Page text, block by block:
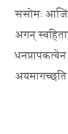
ससोमः आजिं
अगन्
अयमागच्छति